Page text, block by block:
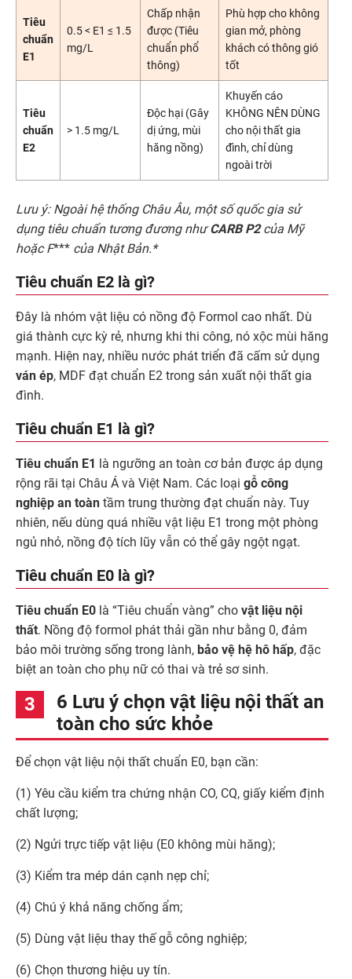
Tiêu
chuẩn
E1
0.5 < E1 ≤ 1.5
mg/L
Chấp nhận
được (Tiêu
chuẩn phổ
thông)
Phù hợp cho không
gian mở, phòng
khách có thông gió
tốt
Tiêu
chuẩn
E2
> 1.5 mg/L
Độc hại (Gây
dị ứng, mùi
hăng nồng)
Khuyến cáo
KHÔNG NÊN DÙNG
cho nội thất gia
đình, chỉ dùng
ngoài trời
Lưu ý: Ngoài hệ thống Châu Âu, một số quốc gia sử
dụng tiêu chuẩn tương đương nhưCARB P2của Mỹ
hoặc F*** của Nhật Bản.*
Tiêu chuẩn E2 là gì?
Đây là nhóm vật liệu có nồng độ Formol cao nhất. Dù
giá thành cực kỳ rẻ, nhưng khi thi công, nó xộc mùi hăng
mạnh. Hiện nay, nhiều nước phát triển đã cấm sử dụng
ván ép, MDF đạt chuẩn E2 trong sản xuất nội thất gia
đình.
Tiêu chuẩn E1 là gì?
Tiêu chuẩn E1
là ngưỡng an toàn cơ bản được áp dụng
rộng rãi tại Châu Á và Việt Nam. Các loại gỗ công
nghiệp an toàn tầm trung thường đạt chuẩn này. Tuy
nhiên, nếu dùng quá nhiều vật liệu E1 trong một phòng
ngủ nhỏ, nồng độ tích lũy vẫn có thể gây ngột ngạt.
Tiêu chuẩn E0 là gì?
Tiêu chuẩn E0 là “Tiêu chuẩn vàng” cho vật liệu nội
thất. Nồng độ formol phát thải gần như bằng 0, đảm
bảo môi trường sống trong lành, bảo vệ hệ hô hấp, đặc
biệt an toàn cho phụ nữ có thai và trẻ sơ sinh.
6 Lưu ý chọn vật liệu nội thất an
toàn cho sức khỏe
Để chọn vật liệu nội thất chuẩn E0, bạn cần:
(1) Yêu cầu kiểm tra chứng nhận CO, CQ, giấy kiểm định
chất lượng;
(2) Ngửi trực tiếp vật liệu (E0 không mùi hăng);
(3) Kiểm tra mép dán cạnh nẹp chỉ;
(4) Chú ý khả năng chống ẩm;
(5) Dùng vật liệu thay thế gỗ công nghiệp;
(6) Chọn thương hiệu uy tín.